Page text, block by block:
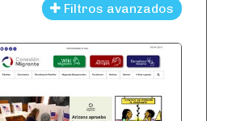
Filtros avanzados